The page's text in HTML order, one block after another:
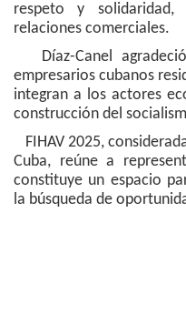
respeto y
relaciones comerciales.
Díaz-Canel
empresarios cubanos
integran a los actores
construcción del
FIHAV 2025,
Cuba, reúne a
constituye un espacio
la búsqueda de